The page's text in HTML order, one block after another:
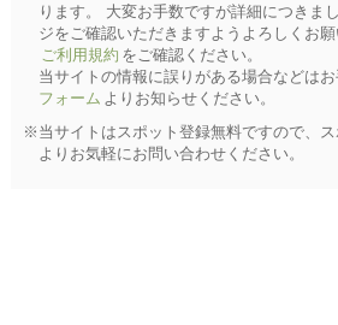
ります。 大変お手数ですが詳細につきま
ジをご確認いただきますようよろしくお
ご利用規約 をご確認ください。
当サイトの情報に誤りがある場合などは
フォーム よりお知らせください。
※当サイトはスポット登録無料ですので、
よりお気軽にお問い合わせください。